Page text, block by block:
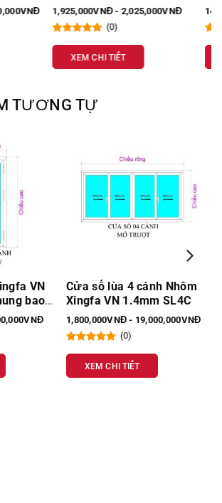
14,000,000VNĐ - 15,000,000VNĐ
XEM CHI TIẾT
TƯƠNG TỰ
Nhôm
SL4C
Cửa sổ lùa 4 cánh Nhôm
Xingfa VN 1mm SL4C
1,600,000VNĐ - 1,700,000VNĐ
(0)
XEM CHI TIẾT